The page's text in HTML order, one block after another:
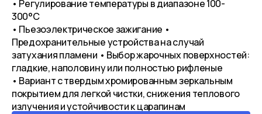
• Регулирование температуры в диапазоне 100-
300°C
• Пьезоэлектрическое зажигание •
Предохранительные устройства на случай
затухания пламени • Выбор жарочных поверхностей:
гладкие, наполовину или полностью рифленые
• Вариант с твердым хромированным зеркальным
покрытием для легкой чистки, снижения теплового
излучения и устойчивости к царапинам